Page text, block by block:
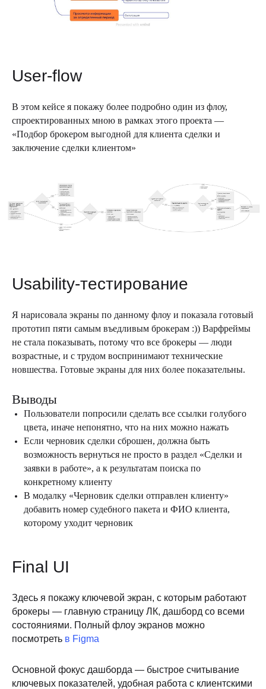
User-flow
В этом кейсе я покажу более подробно один из флоу,
спроектированных мною в рамках этого проекта —
«Подбор брокером выгодной для клиента сделки и
заключение сделки клиентом»
Usability-тестирование
Я нарисовала экраны по данному флоу и показала готовый
прототип пяти самым въедливым брокерам :)) Варфреймы
не стала показывать, потому что все брокеры — люди
возрастные, и с трудом воспринимают технические
новшества. Готовые экраны для них более показательны.
Выводы
Пользователи попросили сделать все ссылки голубого
цвета, иначе непонятно, что на них можно нажать
Если черновик сделки сброшен, должна быть
возможность вернуться не просто в раздел «Сделки и
заявки в работе», а к результатам поиска по
конкретному клиенту
В модалку «Черновик сделки отправлен клиенту»
добавить номер судебного пакета и ФИО клиента,
которому уходит черновик
Final UI
Здесь я покажу ключевой экран, с которым работают
брокеры — главную страницу ЛК, дашборд со всеми
состояниями. Полный флоу экранов можно
посмотреть в Figma
Основной фокус дашборда — быстрое считывание
ключевых показателей, удобная работа с клиентскими